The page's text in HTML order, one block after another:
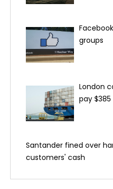
groups
London
pay
Santander fined over
customers' cash